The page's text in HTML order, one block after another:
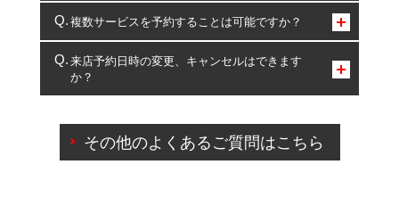
コクピット・タイヤ館のみとなります。
複数サービスを予約することは可能ですか？
複数サービスのご予約は可能です。
一部の商品・サービスの組み合わせに限り、同時にご予約が
出来ないものもございます。
来店予約日時の変更、キャンセルはできます
か？
ご来店予約日の3営業日前を過ぎている場合のご予約
の日時変更につきましては、直接ご予約の店舗まで
その他のよくあるご質問はこちら